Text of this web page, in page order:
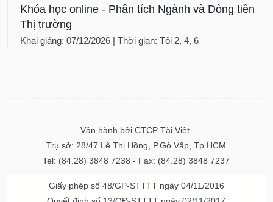
Khóa học online - Phân tích Ngành và Dòng tiền
Thị trường
Khai giảng: 07/12/2026 | Thời gian: Tối 2, 4, 6
Vận hành bởi CTCP Tài Việt.
Trụ sở: 28/47 Lê Thị Hồng, P.Gò Vấp, Tp.HCM
Tel: (84.28) 3848 7238 - Fax: (84.28) 3848 7237
Giấy phép số 48/GP-STTTT ngày 04/11/2016